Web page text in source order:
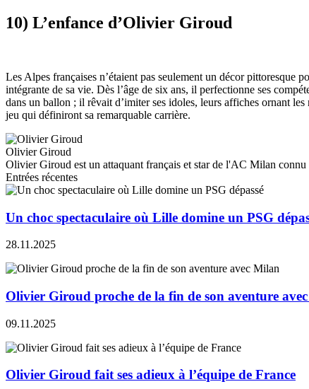
10) L’enfance d’Olivier Giroud
Les Alpes françaises n’étaient pas seulement un décor pittoresque
intégrante de sa vie. Dès l’âge de six ans, il perfectionne ses
dans un ballon ; il rêvait d’imiter ses idoles, leurs affiches ornant
jeu qui définiront sa remarquable carrière.
Olivier Giroud
Olivier Giroud est un attaquant français et star de l'AC Milan connu
Entrées récentes
Un choc spectaculaire où Lille domine un PSG
28.11.2025
Olivier Giroud proche de la fin de son aventure
09.11.2025
Olivier Giroud fait ses adieux à l’équipe de France